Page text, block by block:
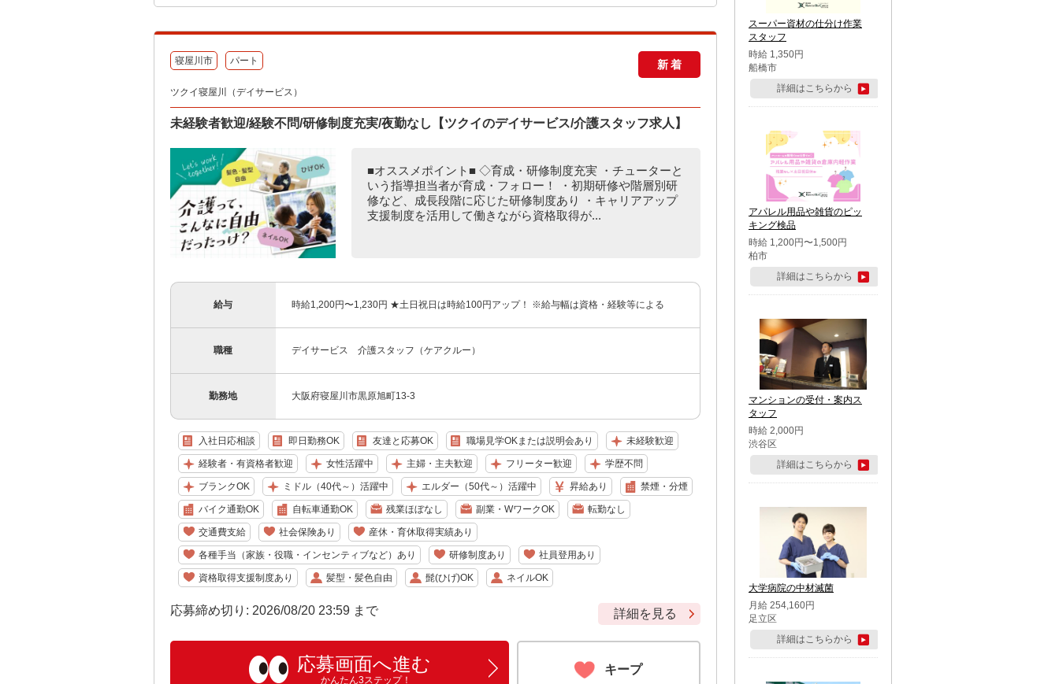
寝屋川市 パート 新着
ツクイ寝屋川（デイサービス）
未経験者歓迎/経験不問/研修制度充実/夜勤なし【ツクイのデイサービス/介護スタッフ求人】
■オススメポイント■ ◇育成・研修制度充実 ・チューターと
いう指導担当者が育成・フォロー！ ・初期研修や階層別研
修など、成長段階に応じた研修制度あり ・キャリアアップ
支援制度を活用して働きながら資格取得が...
給与 時給1,200円〜1,230円 ★土日祝日は時給100円アップ！ ※給与幅は資格・経験等による
職種 デイサービス 介護スタッフ（ケアクルー）
勤務地 大阪府寝屋川市黒原旭町13-3
入社日応相談 即日勤務OK 友達と応募OK 職場見学OKまたは説明会あり 未経験歓迎
経験者・有資格者歓迎 女性活躍中 主婦・主夫歓迎 フリーター歓迎 学歴不問
ブランクOK ミドル（40代～）活躍中 エルダー（50代～）活躍中 昇給あり 禁煙・分煙
バイク通勤OK 自転車通勤OK 残業ほぼなし 副業・WワークOK 転勤なし
交通費支給 社会保険あり 産休・育休取得実績あり
各種手当（家族・役職・インセンティブなど）あり 研修制度あり 社員登用あり
資格取得支援制度あり 髪型・髪色自由 髭(ひげ)OK ネイルOK
応募締め切り: 2026/08/20 23:59 まで 詳細を見る
応募画面へ進む
かんたん3ステップ！
キープ
スーパー資材の仕分け作業
スタッフ
時給 1,350円
船橋市
詳細はこちらから
アパレル用品や雑貨のピッ
キング検品
時給 1,200円〜1,500円
柏市
詳細はこちらから
マンションの受付・案内ス
タッフ
時給 2,000円
渋谷区
詳細はこちらから
大学病院の中材滅菌
月給 254,160円
足立区
詳細はこちらから